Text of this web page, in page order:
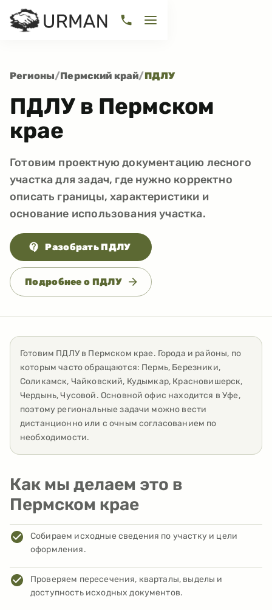
Регионы/Пермский край/ПДЛУ
ПДЛУ в Пермском
крае
Готовим проектную документацию лесного
участка для задач, где нужно корректно
описать границы, характеристики и
основание использования участка.
Разобрать ПДЛУ
Подробнее о ПДЛУ
Готовим ПДЛУв Пермском крае. Города и районы, по
которым часто обращаются: Пермь, Березники,
Соликамск, Чайковский, Кудымкар, Красновишерск,
Чердынь, Чусовой. Основной офис находится в Уфе,
поэтому региональные задачи можно вести
дистанционно или с очным согласованием по
необходимости.
Как мы делаем это в
Пермском крае
Собираем исходные сведения по участку и цели
оформления.
Проверяем пересечения, кварталы, выделы и
доступность исходных документов.